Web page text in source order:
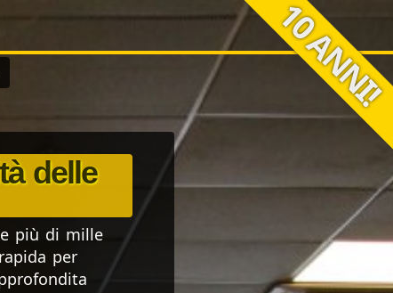
delle
più di mille
per